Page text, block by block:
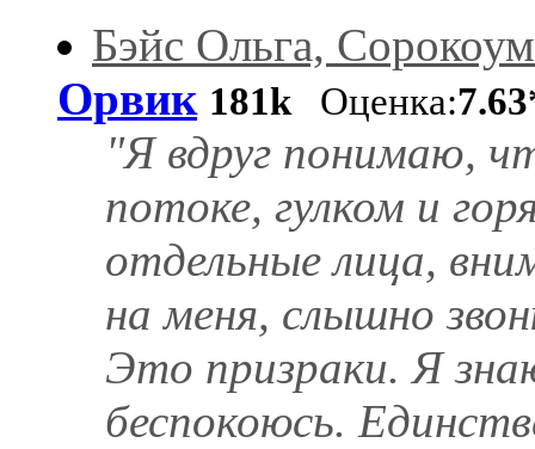
Бэйс Ольга,
Орвик 181kОценка:
"Я вдруг понимаю,
потоке, гулком и
отдельные лица,
на меня, слышно
Это призраки. Я
беспокоюсь.